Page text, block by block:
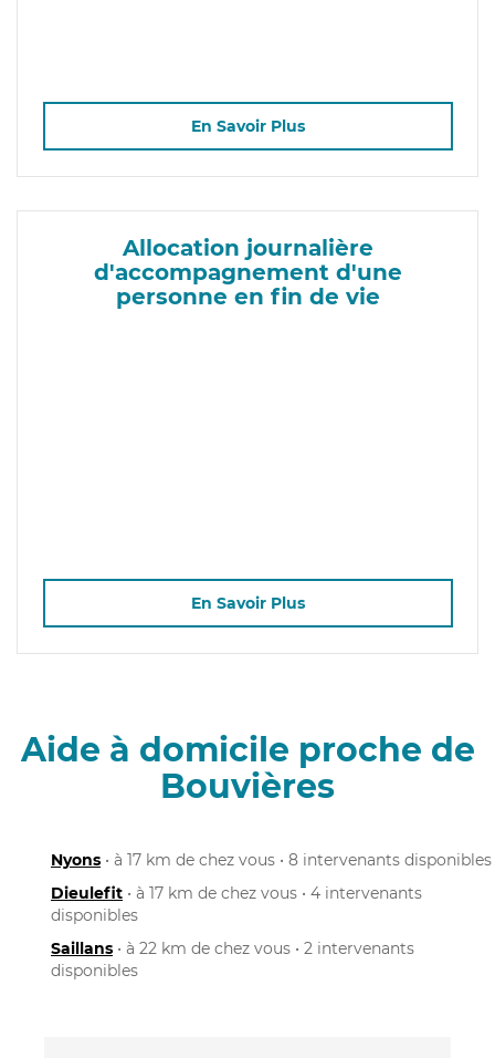
En Savoir Plus
Allocation journalière
d'accompagnement d'une
personne en fin de vie
En Savoir Plus
Aide à domicile proche de
Bouvières
Nyons • à 17 km de chez vous • 8 intervenants disponibles
Dieulefit • à 17 km de chez vous • 4 intervenants
disponibles
Saillans • à 22 km de chez vous • 2 intervenants
disponibles